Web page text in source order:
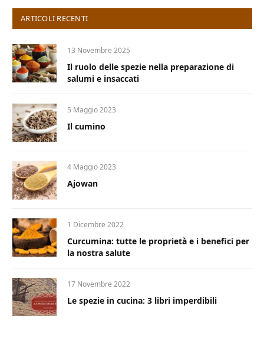
ARTICOLI RECENTI
13 Novembre 2025
Il ruolo delle spezie nella preparazione di
salumi e insaccati
5 Maggio 2023
Il cumino
4 Maggio 2023
Ajowan
1 Dicembre 2022
Curcumina: tutte le proprietà e i benefici per
la nostra salute
17 Novembre 2022
Le spezie in cucina: 3 libri imperdibili